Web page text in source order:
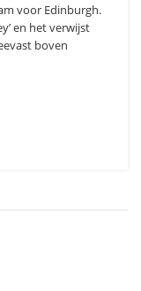
voor Edinburgh.
en het verwijst
boven